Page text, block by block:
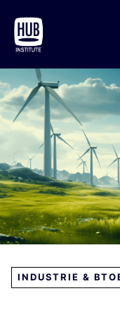
INDUSTRIE &